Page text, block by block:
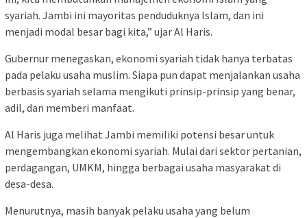
syariah. Jambi ini mayoritas penduduknya Islam, dan ini
menjadi modal besar bagi kita,” ujar Al Haris.
Gubernur menegaskan, ekonomi syariah tidak hanya terbatas
pada pelaku usaha muslim. Siapa pun dapat menjalankan usaha
berbasis syariah selama mengikuti prinsip-prinsip yang benar,
adil, dan memberi manfaat.
Al Haris juga melihat Jambi memiliki potensi besar untuk
mengembangkan ekonomi syariah. Mulai dari sektor pertanian,
perdagangan, UMKM, hingga berbagai usaha masyarakat di
desa-desa.
Menurutnya, masih banyak pelaku usaha yang belum